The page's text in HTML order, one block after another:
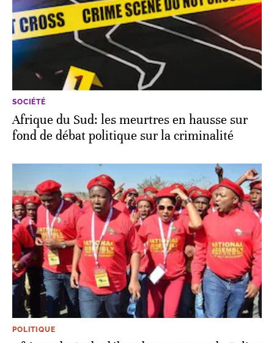
SOCIÉTÉ
Afrique du Sud: les meurtres en hausse sur
fond de débat politique sur la criminalité
POLITIQUE